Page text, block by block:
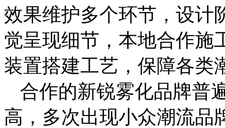
效果维护多个环节，设计
觉呈现细节，本地合作施
装置搭建工艺，保障各类
合作的新锐雾化品牌普
高，多次出现小众潮流品